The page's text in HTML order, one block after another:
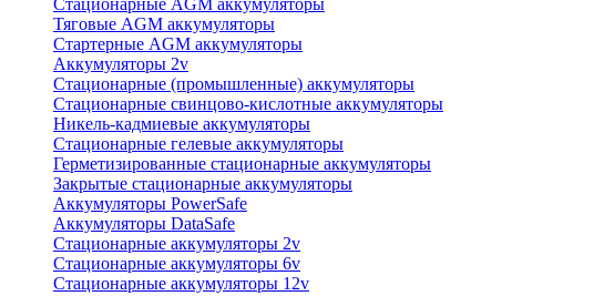
Стационарные AGM аккумуляторы
Тяговые AGM аккумуляторы
Стартерные AGM аккумуляторы
Аккумуляторы 2v
Стационарные (промышленные) аккумуляторы
Стационарные свинцово-кислотные аккумуляторы
Никель-кадмиевые аккумуляторы
Стационарные гелевые аккумуляторы
Герметизированные стационарные аккумуляторы
Закрытые стационарные аккумуляторы
Аккумуляторы PowerSafe
Аккумуляторы DataSafe
Стационарные аккумуляторы 2v
Стационарные аккумуляторы 6v
Стационарные аккумуляторы 12v